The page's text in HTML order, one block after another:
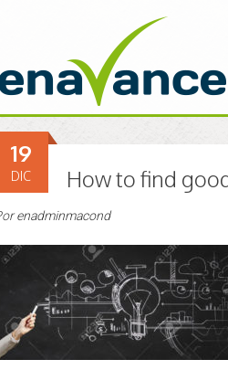
How to find
19
DIC
enadminmacond